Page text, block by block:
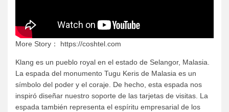
More Story： https://coshtel.com
Klang es un pueblo royal en el estado de Selangor, Malasia.
La espada del monumento Tugu Keris de Malasia es un
símbolo del poder y el coraje. De hecho, esta espada nos
inspiró diseñar nuestro soporte de las tarjetas de visitas. La
espada también representa el espíritu empresarial de los